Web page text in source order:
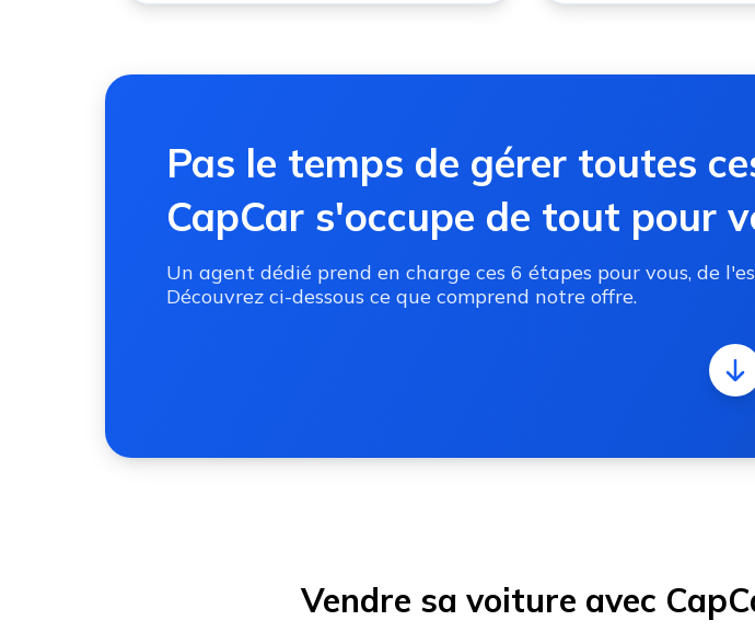
Pas le temps de gérer toutes
CapCar s'occupe de tout pour
Un agent dédié prend en charge ces 6 étapes pour vous, de
Découvrez ci-dessous ce que comprend notre offre.
Vendre sa voiture avec